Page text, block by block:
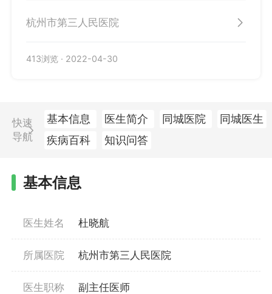
杭州市第三人民医院
413浏览 · 2022-04-30
快速
导航
基本信息 医生简介 同城医院
同城医生
疾病百科
知识问答
基本信息
医生姓名 杜晓航
所属医院 杭州市第三人民医院
医生职称 副主任医师